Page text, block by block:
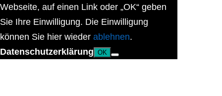
Webseite, auf einen Link oder „OK“ geben
Sie Ihre Einwilligung. Die Einwilligung
können Sie hier wieder ablehnen.
Datenschutzerklärung OK